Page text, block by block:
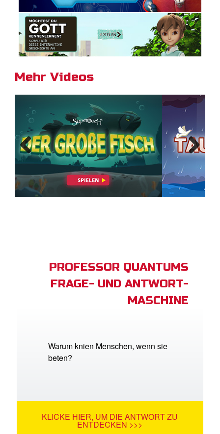
Mehr Videos
Previous Next
PROFESSOR QUANTUMS
FRAGE- UND ANTWORT-
MASCHINE
Warum knien Menschen, wenn sie
beten?
KLICKE HIER, UM DIE ANTWORT ZU
ENTDECKEN >>>